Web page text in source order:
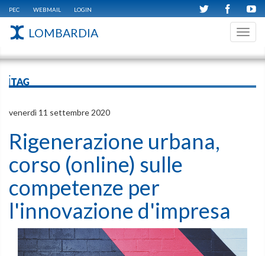
PEC WEBMAIL LOGIN
LOMBARDIA
iTAG
venerdì 11 settembre 2020
Rigenerazione urbana,
corso (online) sulle
competenze per
l'innovazione d'impresa